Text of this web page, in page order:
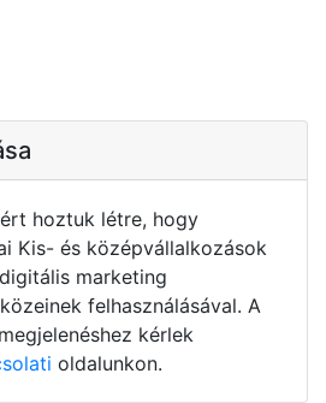
hoztuk létre, hogy
Kis- és középvállalkozások
marketing
felhasználásával. A
kérlek
oldalunkon.